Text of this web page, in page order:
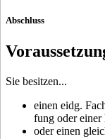
Abschluss
Sie besitzen...
einen eidg.
fung oder
oder einen